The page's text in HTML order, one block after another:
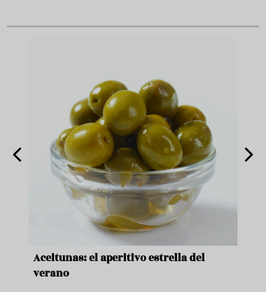
Aceitunas: el aperitivo estrella del
verano